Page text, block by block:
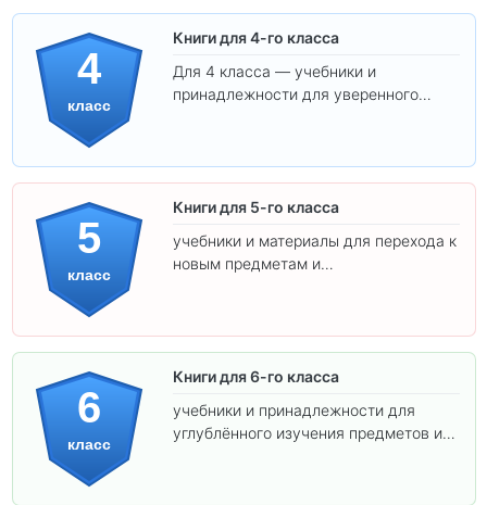
4
класс
Книги для 4-го класса
Для 4 класса — учебники и
принадлежности для уверенного
5
класс
Книги для 5-го класса
учебники и материалы для перехода к
новым предметам и
6
класс
Книги для 6-го класса
учебники и принадлежности для
углублённого изучения предметов и